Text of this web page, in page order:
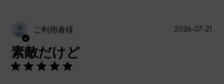
ご利用者様
素敵だけど
2026-07-21